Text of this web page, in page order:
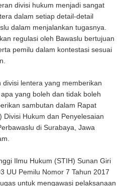
divisi hukum menjadi sangat
dalam setiap detail-detail
dalam menjalankan tugasnya.
regulasi oleh Bawaslu bertujuan
pemilu dalam kontestasi sesuai
lentera yang memberikan
yang boleh dan tidak boleh
sambutan dalam Rapat
Divisi Hukum dan Penyelesaian
di Surabaya, Jawa
Ilmu Hukum (STIH) Sunan Giri
UU Pemilu Nomor 7 Tahun 2017
untuk mengawasi pelaksanaan